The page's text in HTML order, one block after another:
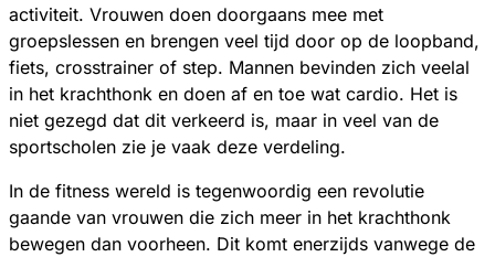
activiteit. Vrouwen doen doorgaans mee met
groepslessen en brengen veel tijd door op de loopband,
fiets, crosstrainer of step. Mannen bevinden zich veelal
in het krachthonk en doen af en toe wat cardio. Het is
niet gezegd dat dit verkeerd is, maar in veel van de
sportscholen zie je vaak deze verdeling.
In de fitness wereld is tegenwoordig een revolutie
gaande van vrouwen die zich meer in het krachthonk
bewegen dan voorheen. Dit komt enerzijds vanwege de